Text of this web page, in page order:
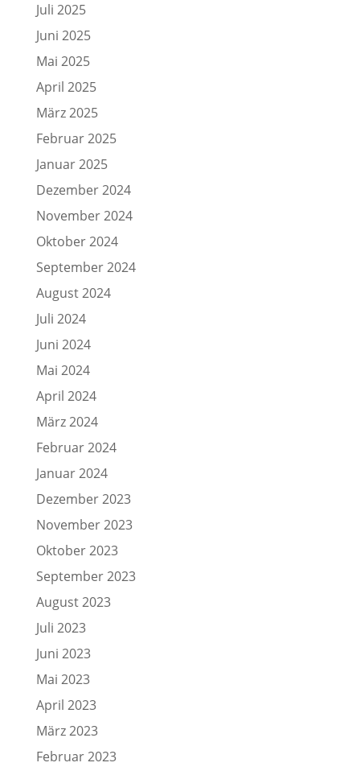
Juli 2025
Juni 2025
Mai 2025
April 2025
März 2025
Februar 2025
Januar 2025
Dezember 2024
November 2024
Oktober 2024
September 2024
August 2024
Juli 2024
Juni 2024
Mai 2024
April 2024
März 2024
Februar 2024
Januar 2024
Dezember 2023
November 2023
Oktober 2023
September 2023
August 2023
Juli 2023
Juni 2023
Mai 2023
April 2023
März 2023
Februar 2023